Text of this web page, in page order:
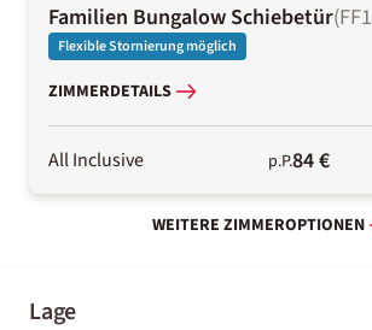
Familien Bungalow Schiebetür(FF1
Flexible Stornierung möglich
ZIMMERDETAILS
All Inclusive p.P.84 €
WEITERE ZIMMEROPTIONEN
Lage